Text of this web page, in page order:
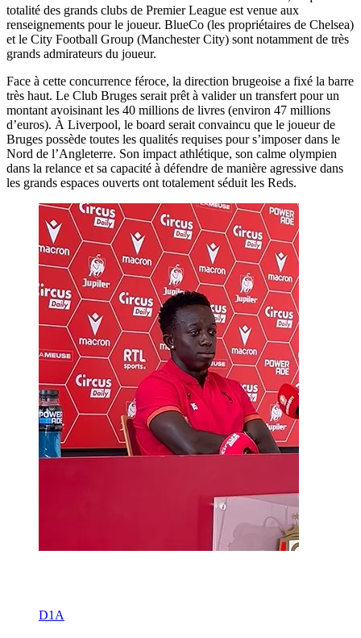
totalité des grands clubs de Premier League est venue aux
renseignements pour le joueur. BlueCo (les propriétaires de Chelsea)
et le City Football Group (Manchester City) sont notamment de très
grands admirateurs du joueur.
Face à cette concurrence féroce, la direction brugeoise a fixé la barre
très haut. Le Club Bruges serait prêt à valider un transfert pour un
montant avoisinant les 40 millions de livres (environ 47 millions
d’euros). À Liverpool, le board serait convaincu que le joueur de
Bruges possède toutes les qualités requises pour s’imposer dans le
Nord de l’Angleterre. Son impact athlétique, son calme olympien
dans la relance et sa capacité à défendre de manière agressive dans
les grands espaces ouverts ont totalement séduit les Reds.
D1A